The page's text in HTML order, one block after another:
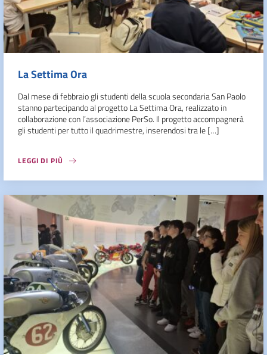
La Settima Ora
Dal mese di febbraio gli studenti della scuola secondaria San Paolo
stanno partecipando al progetto La Settima Ora, realizzato in
collaborazione con l’associazione PerSo. Il progetto accompagnerà
gli studenti per tutto il quadrimestre, inserendosi tra le […]
LEGGI DI PIÙ